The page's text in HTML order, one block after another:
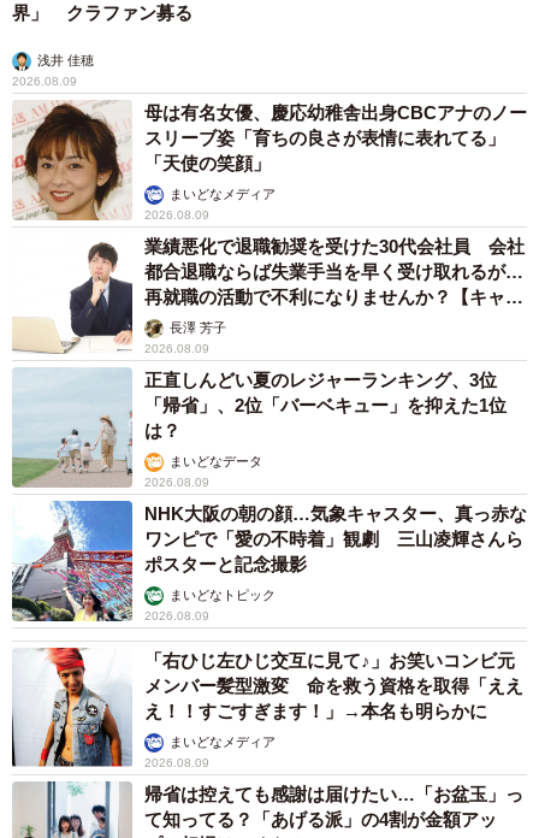
界」 クラファン募る
浅井 佳穂
2026.08.09
母は有名女優、慶応幼稚舎出身CBCアナのノー
スリーブ姿「育ちの良さが表情に表れてる」
「天使の笑顔」
まいどなメディア
2026.08.09
業績悪化で退職勧奨を受けた30代会社員 会社
都合退職ならば失業手当を早く受け取れるが…
再就職の活動で不利になりませんか？【キャリ
アカウンセラーが解説】
長澤 芳子
2026.08.09
正直しんどい夏のレジャーランキング、3位
「帰省」、2位「バーベキュー」を抑えた1位
は？
まいどなデータ
2026.08.09
NHK大阪の朝の顔…気象キャスター、真っ赤な
ワンピで「愛の不時着」観劇 三山凌輝さんら
ポスターと記念撮影
まいどなトピック
2026.08.09
「右ひじ左ひじ交互に見て♪」お笑いコンビ元
メンバー髪型激変 命を救う資格を取得「ええ
え！！すごすぎます！」→本名も明らかに
まいどなメディア
2026.08.09
帰省は控えても感謝は届けたい…「お盆玉」っ
て知ってる？「あげる派」の4割が金額アッ